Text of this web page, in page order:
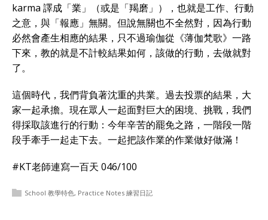
karma 譯成「業」（或是「羯磨」），也就是工作、行動
之意，與「報應」無關。但說無關也不全然對，因為行動
必然會產生相應的結果，只不過瑜伽從《薄伽梵歌》一路
下來，教的就是不計較結果如何，該做的行動，去做就對
了。
這個時代，我們背負著沈重的共業。過去投票的結果，大
家一起承擔。現在眾人一起面對巨大的困境、挑戰，我們
得採取該進行的行動：今年辛苦的罷免之路，一階段一階
段手牽手一起走下去。一起把該作業的作業做好做滿！
#KT老師連寫一百天 046/100
School 教學特色, Practice Notes 練習日記